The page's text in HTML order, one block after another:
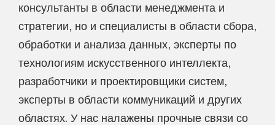
консультанты в области менеджмента и
стратегии, но и специалисты в области сбора,
обработки и анализа данных, эксперты по
технологиям искусственного интеллекта,
разработчики и проектировщики систем,
эксперты в области коммуникаций и других
областях. У нас налажены прочные связи со